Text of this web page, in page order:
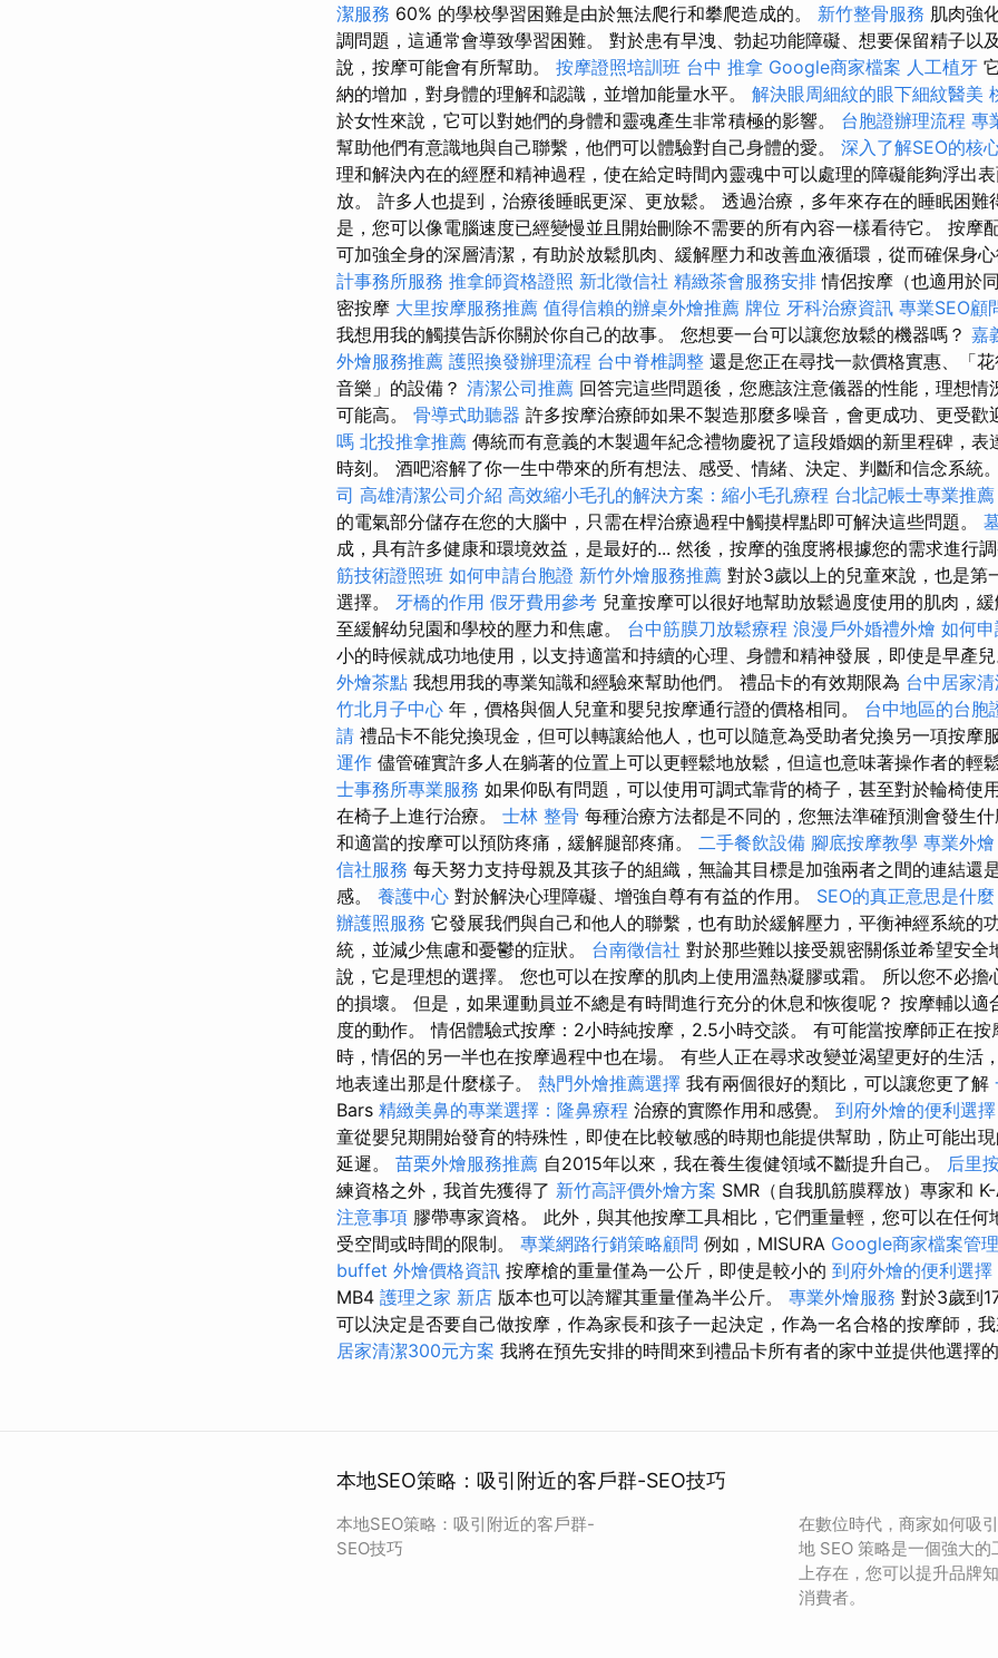
潔服務 60% 的學校學習困難是由於無法爬行和攀爬造成的。 新竹整骨服務 肌肉強
調問題，這通常會導致學習困難。 對於患有早洩、勃起功能障礙、想要保留精子以
說，按摩可能會有所幫助。 按摩證照培訓班 台中 推拿 Google商家檔案 人工植牙
納的增加，對身體的理解和認識，並增加能量水平。 解決眼周細紋的眼下細紋醫美
於女性來說，它可以對她們的身體和靈魂產生非常積極的影響。 台胞證辦理流程 專
幫助他們有意識地與自己聯繫，他們可以體驗對自己身體的愛。 深入了解SEO的核
理和解決內在的經歷和精神過程，使在給定時間內靈魂中可以處理的障礙能夠浮出
放。 許多人也提到，治療後睡眠更深、更放鬆。 透過治療，多年來存在的睡眠困難
是，您可以像電腦速度已經變慢並且開始刪除不需要的所有內容一樣看待它。 按摩
可加強全身的深層清潔，有助於放鬆肌肉、緩解壓力和改善血液循環，從而確保身心
計事務所服務 推拿師資格證照 新北徵信社 精緻茶會服務安排 情侶按摩（也適用於
密按摩 大里按摩服務推薦 值得信賴的辦桌外燴推薦 牌位 牙科治療資訊 專業SEO顧
我想用我的觸摸告訴你關於你自己的故事。 您想要一台可以讓您放鬆的機器嗎？ 嘉
外燴服務推薦 護照換發辦理流程 台中脊椎調整 還是您正在尋找一款價格實惠、「
音樂」的設備？ 清潔公司推薦 回答完這些問題後，您應該注意儀器的性能，理想情
可能高。 骨導式助聽器 許多按摩治療師如果不製造那麼多噪音，會更成功、更受歡
嗎 北投推拿推薦 傳統而有意義的木製週年紀念禮物慶祝了這段婚姻的新里程碑，表
時刻。 酒吧溶解了你一生中帶來的所有想法、感受、情緒、決定、判斷和信念系統。
司 高雄清潔公司介紹 高效縮小毛孔的解決方案：縮小毛孔療程 台北記帳士專業推薦
的電氣部分儲存在您的大腦中，只需在桿治療過程中觸摸桿點即可解決這些問題。
成，具有許多健康和環境效益，是最好的... 然後，按摩的強度將根據您的需求進行
筋技術證照班 如何申請台胞證 新竹外燴服務推薦 對於3歲以上的兒童來說，也是第
選擇。 牙橋的作用 假牙費用參考 兒童按摩可以很好地幫助放鬆過度使用的肌肉，
至緩解幼兒園和學校的壓力和焦慮。 台中筋膜刀放鬆療程 浪漫戶外婚禮外燴 如何
小的時候就成功地使用，以支持適當和持續的心理、身體和精神發展，即使是早產兒
外燴茶點 我想用我的專業知識和經驗來幫助他們。 禮品卡的有效期限為 台中居家
竹北月子中心 年，價格與個人兒童和嬰兒按摩通行證的價格相同。 台中地區的台胞
請 禮品卡不能兌換現金，但可以轉讓給他人，也可以隨意為受助者兌換另一項按摩
運作 儘管確實許多人在躺著的位置上可以更輕鬆地放鬆，但這也意味著操作者的輕
士事務所專業服務 如果仰臥有問題，可以使用可調式靠背的椅子，甚至對於輪椅使
在椅子上進行治療。 士林 整骨 每種治療方法都是不同的，您無法準確預測會發生
和適當的按摩可以預防疼痛，緩解腿部疼痛。 二手餐飲設備 腳底按摩教學 專業外
信社服務 每天努力支持母親及其孩子的組織，無論其目標是加強兩者之間的連結還
感。 養護中心 對於解決心理障礙、增強自尊有有益的作用。 SEO的真正意思是什麼
辦護照服務 它發展我們與自己和他人的聯繫，也有助於緩解壓力，平衡神經系統的
統，並減少焦慮和憂鬱的症狀。 台南徵信社 對於那些難以接受親密關係並希望安全
說，它是理想的選擇。 您也可以在按摩的肌肉上使用溫熱凝膠或霜。 所以您不必擔
的損壞。 但是，如果運動員並不總是有時間進行充分的休息和恢復呢？ 按摩輔以適
度的動作。 情侶體驗式按摩：2小時純按摩，2.5小時交談。 有可能當按摩師正在按
時，情侶的另一半也在按摩過程中也在場。 有些人正在尋求改變並渴望更好的生活
地表達出那是什麼樣子。 熱門外燴推薦選擇 我有兩個很好的類比，可以讓您更了解
Bars 精緻美鼻的專業選擇：隆鼻療程 治療的實際作用和感覺。 到府外燴的便利選擇
童從嬰兒期開始發育的特殊性，即使在比較敏感的時期也能提供幫助，防止可能出
延遲。 苗栗外燴服務推薦 自2015年以來，我在養生復健領域不斷提升自己。 后里
練資格之外，我首先獲得了 新竹高評價外燴方案 SMR（自我肌筋膜釋放）專家和
注意事項 膠帶專家資格。 此外，與其他按摩工具相比，它們重量輕，您可以在任何
受空間或時間的限制。 專業網路行銷策略顧問 例如，MISURA Google商家檔案管理
buffet 外燴價格資訊 按摩槍的重量僅為一公斤，即使是較小的 到府外燴的便利選擇
MB4 護理之家 新店 版本也可以誇耀其重量僅為半公斤。 專業外燴服務 對於3歲到
可以決定是否要自己做按摩，作為家長和孩子一起決定，作為一名合格的按摩師，我
居家清潔300元方案 我將在預先安排的時間來到禮品卡所有者的家中並提供他選擇的
本地SEO策略：吸引附近的客戶群-SEO技巧
本地SEO策略：吸引附近的客戶群-
SEO技巧
在數位時代，商家如何吸
地 SEO 策略是一個強大
上存在，您可以提升品牌
消費者。